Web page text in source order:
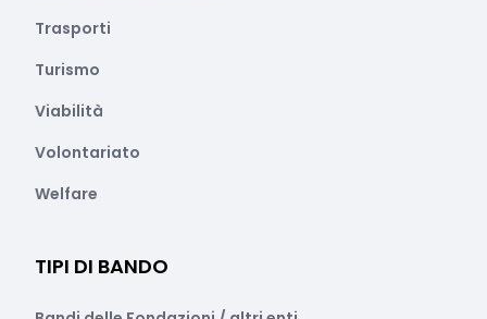
Trasporti
Turismo
Viabilità
Volontariato
Welfare
TIPI DI BANDO